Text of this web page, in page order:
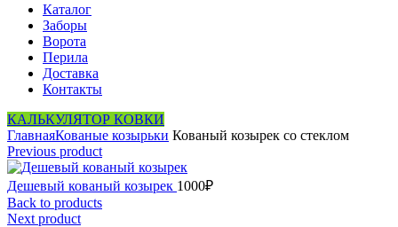
Каталог
Заборы
Ворота
Перила
Доставка
Контакты
КАЛЬКУЛЯТОР КОВКИ
ГлавнаяКованые козырьки Кованый козырек со стеклом
Previous product
Дешевый кованый козырек 1000₽
Back to products
Next product